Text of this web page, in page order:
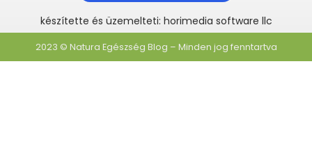
készítette és üzemelteti: horimedia software llc
2023 © Natura Egészség Blog – Minden jog fenntartva